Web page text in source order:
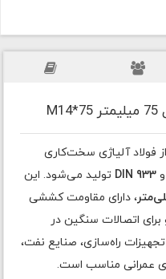
از فولاد آلیاژی سخت‌کاری
وDIN 933 تولید می‌شود. این
، دارای مقاومت کششی
برای اتصالات سنگین در
راه‌سازی، صنایع نفت،
عمرانی مناسب است.